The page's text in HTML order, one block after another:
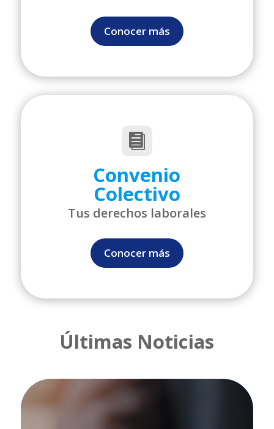
Conocer más

Convenio
Colectivo
Tus derechos laborales
Conocer más
Últimas Noticias